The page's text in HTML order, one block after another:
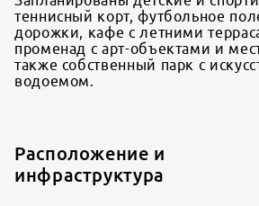
теннисный корт, футбольное
дорожки, кафе с летними
променад с арт-объектами и
также собственный парк с
водоемом.
Расположение и
инфраструктура